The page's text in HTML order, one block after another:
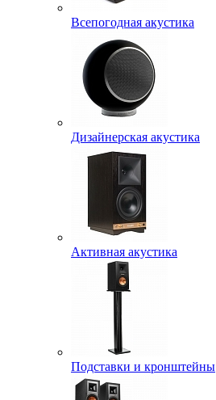
Всепогодная акустика
Дизайнерская акустика
Активная акустика
Подставки и кронштейны